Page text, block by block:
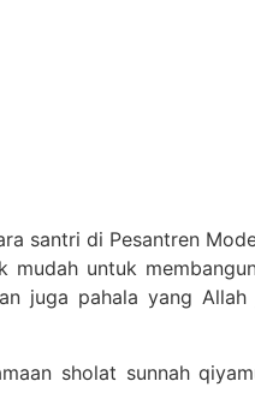
santri di Pesantren
mudah untuk
juga pahala yang Allah
sholat sunnah